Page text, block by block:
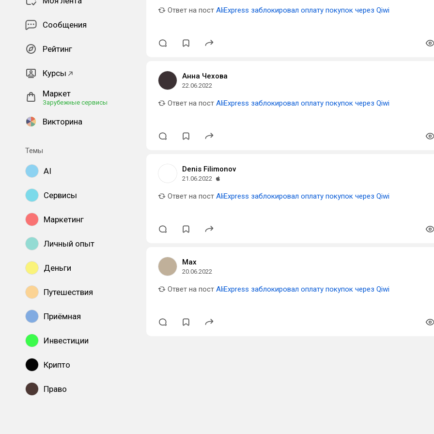
Сообщения
Рейтинг
Курсы
Маркет
Зарубежные сервисы
Викторина
Темы
AI
Сервисы
Маркетинг
Личный опыт
Деньги
Путешествия
Приёмная
Инвестиции
Крипто
Право
Ответ на пост AliExpress заблокировал оплату покупок через Qiwi
Анна Чехова
22.06.2022
Ответ на пост AliExpress заблокировал оплату покупок через Qiwi
Denis Filimonov
21.06.2022
Ответ на пост AliExpress заблокировал оплату покупок через Qiwi
Max
20.06.2022
Ответ на пост AliExpress заблокировал оплату покупок через Qiwi